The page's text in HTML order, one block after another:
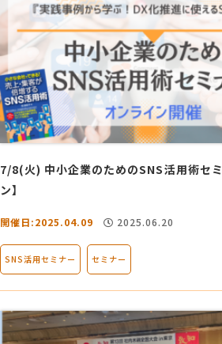
7/8(火) 中小企業のためのSNS活用術セ
ン】
開催日:2025.04.09 2025.06.20
SNS活用セミナー セミナー